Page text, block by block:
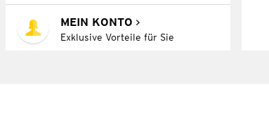
MEIN KONTO
Exklusive Vorteile für Sie